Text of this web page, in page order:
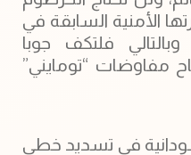
الأمنية السابقة في
فلتكف جوبا
مفاوضات “تومايني”
في تسديد خطى